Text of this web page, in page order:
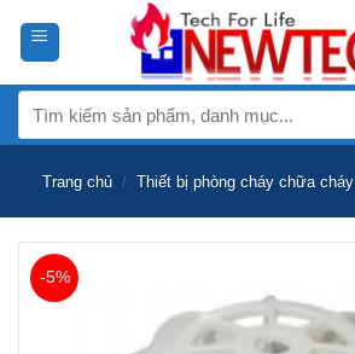
kiếm:
Trang chủ / Thiết bị phòng cháy chữa cháy
-5%